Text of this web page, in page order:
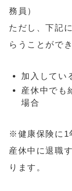
務員）
ただし、下記
らうことがで
加入してい
産休中でも
場合
※健康保険に1
産休中に退職
ります。